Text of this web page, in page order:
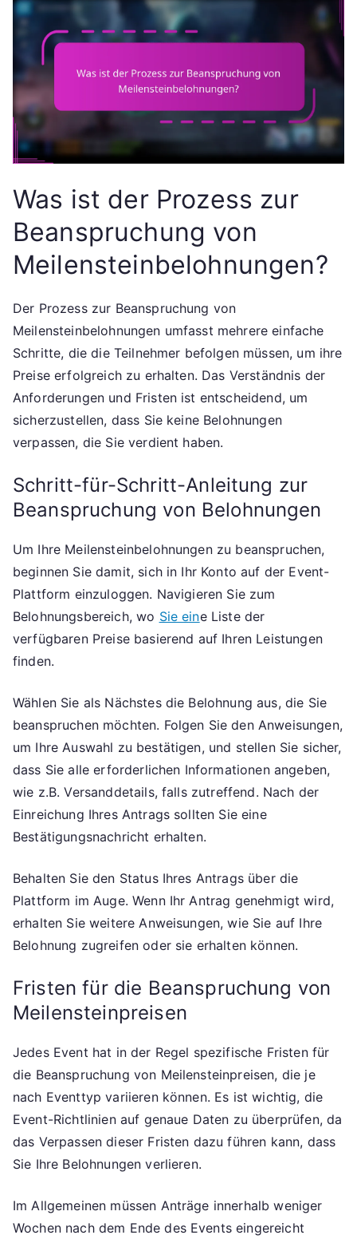
Was ist der Prozess zur
Beanspruchung von
Meilensteinbelohnungen?
Der Prozess zur Beanspruchung von
Meilensteinbelohnungen umfasst mehrere einfache
Schritte, die die Teilnehmer befolgen müssen, um ihre
Preise erfolgreich zu erhalten. Das Verständnis der
Anforderungen und Fristen ist entscheidend, um
sicherzustellen, dass Sie keine Belohnungen
verpassen, die Sie verdient haben.
Schritt-für-Schritt-Anleitung zur
Beanspruchung von Belohnungen
Um Ihre Meilensteinbelohnungen zu beanspruchen,
beginnen Sie damit, sich in Ihr Konto auf der Event-
Plattform einzuloggen. Navigieren Sie zum
Belohnungsbereich, wo Sie eine Liste der
verfügbaren Preise basierend auf Ihren Leistungen
finden.
Wählen Sie als Nächstes die Belohnung aus, die Sie
beanspruchen möchten. Folgen Sie den Anweisungen,
um Ihre Auswahl zu bestätigen, und stellen Sie sicher,
dass Sie alle erforderlichen Informationen angeben,
wie z.B. Versanddetails, falls zutreffend. Nach der
Einreichung Ihres Antrags sollten Sie eine
Bestätigungsnachricht erhalten.
Behalten Sie den Status Ihres Antrags über die
Plattform im Auge. Wenn Ihr Antrag genehmigt wird,
erhalten Sie weitere Anweisungen, wie Sie auf Ihre
Belohnung zugreifen oder sie erhalten können.
Fristen für die Beanspruchung von
Meilensteinpreisen
Jedes Event hat in der Regel spezifische Fristen für
die Beanspruchung von Meilensteinpreisen, die je
nach Eventtyp variieren können. Es ist wichtig, die
Event-Richtlinien auf genaue Daten zu überprüfen, da
das Verpassen dieser Fristen dazu führen kann, dass
Sie Ihre Belohnungen verlieren.
Im Allgemeinen müssen Anträge innerhalb weniger
Wochen nach dem Ende des Events eingereicht